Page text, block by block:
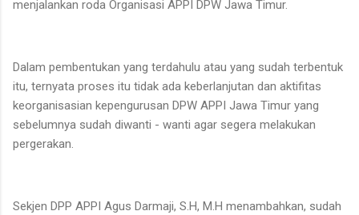
menjalankan roda Organisasi APPI DPW Jawa Timur.
Dalam pembentukan yang terdahulu atau yang sudah terbentuk
itu, ternyata proses itu tidak ada keberlanjutan dan aktifitas
keorganisasian kepengurusan DPW APPI Jawa Timur yang
sebelumnya sudah diwanti - wanti agar segera melakukan
pergerakan.
Sekjen DPP APPI Agus Darmaji, S.H, M.H menambahkan, sudah